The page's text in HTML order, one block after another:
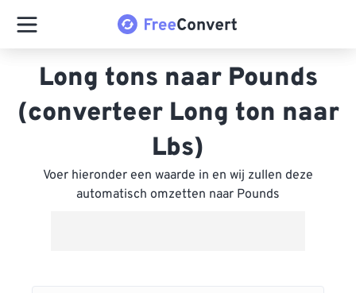
Long tons naar Pounds
(converteer Long ton naar
Lbs)
Voer hieronder een waarde in en wij zullen deze
automatisch omzetten naar Pounds